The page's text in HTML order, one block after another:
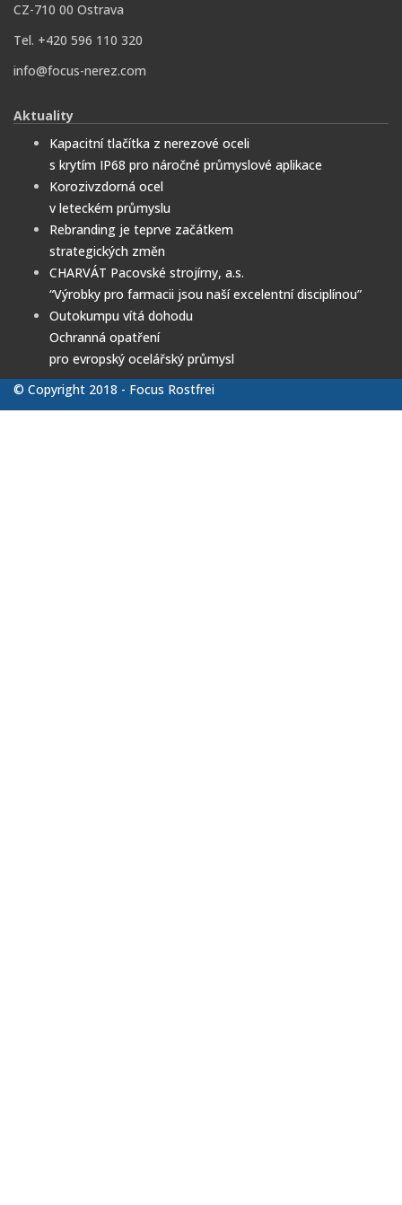
CZ-710 00 Ostrava
Tel. +420 596 110 320
info@focus-nerez.com
Aktuality
Kapacitní tlačítka z nerezové oceli
s krytím IP68 pro náročné průmyslové aplikace
Korozivzdorná ocel
v leteckém průmyslu
Rebranding je teprve začátkem
strategických změn
CHARVÁT Pacovské strojírny, a.s.
“Výrobky pro farmacii jsou naší excelentní disciplínou”
Outokumpu vítá dohodu
Ochranná opatření
pro evropský ocelářský průmysl
© Copyright 2018 - Focus Rostfrei